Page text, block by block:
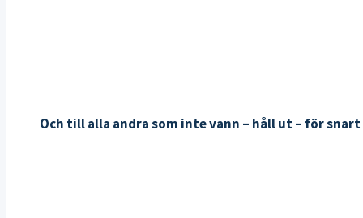
Och till alla andra som inte vann – håll ut – för